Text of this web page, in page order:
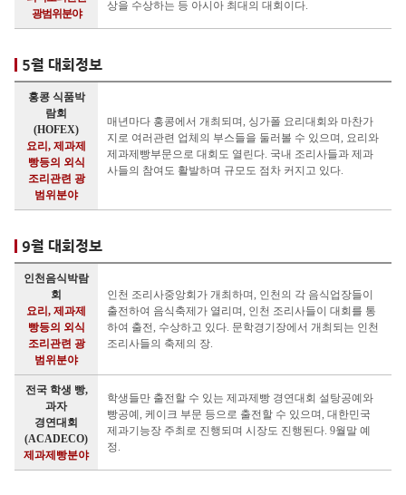
광범위분야
상을 수상하는 등 아시아 최대의 대회이다.
5월 대회정보
홍콩 식품박
람회
(HOFEX)
요리, 제과제
빵등의 외식
조리관련 광
범위분야
매년마다 홍콩에서 개최되며, 싱가폴 요리대회와 마찬가
지로 여러관련 업체의 부스들을 둘러볼 수 있으며, 요리와
제과제빵부문으로 대회도 열린다. 국내 조리사들과 제과
사들의 참여도 활발하며 규모도 점차 커지고 있다.
9월 대회정보
인천음식박람
회
요리, 제과제
빵등의 외식
조리관련 광
범위분야
인천 조리사중앙회가 개최하며, 인천의 각 음식업장들이
출전하여 음식축제가 열리며, 인천 조리사들이 대회를 통
하여 출전, 수상하고 있다. 문학경기장에서 개최되는 인천
조리사들의 축제의 장.
전국 학생 빵,
과자
경연대회
(ACADECO)
제과제빵분야
학생들만 출전할 수 있는 제과제빵 경연대회 설탕공예와
빵공예, 케이크 부문 등으로 출전할 수 있으며, 대한민국
제과기능장 주최로 진행되며 시장도 진행된다. 9월말 예
정.